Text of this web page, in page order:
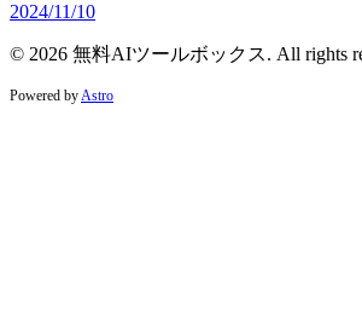
2024/11/10
© 2026 無料AIツールボックス. All rights
Powered byAstro